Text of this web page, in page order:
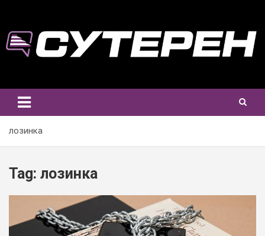
content
лозинка
Tag: лозинка